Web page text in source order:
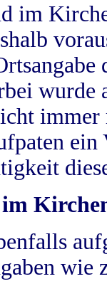
im
wurde
wie